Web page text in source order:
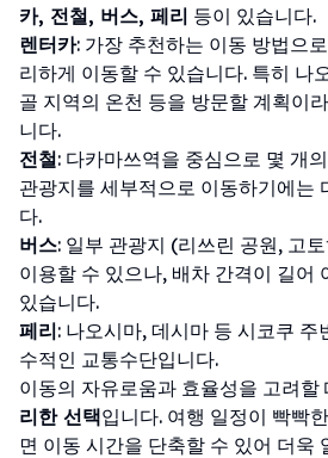
카, 전철, 버스, 페리 등이 있습니다.
렌터카: 가장 추천하는 이동 방법으
리하게 이동할 수 있습니다. 특히 나
골 지역의 온천 등을 방문할 계획이
니다.
전철: 다카마쓰역을 중심으로 몇 개
관광지를 세부적으로 이동하기에는
다.
버스: 일부 관광지 (리쓰린 공원, 고
이용할 수 있으나, 배차 간격이 길어
있습니다.
페리: 나오시마, 데시마 등 시코쿠 주
수적인 교통수단입니다.
이동의 자유로움과 효율성을 고려할
리한 선택입니다. 여행 일정이 빡빡
면 이동 시간을 단축할 수 있어 더욱